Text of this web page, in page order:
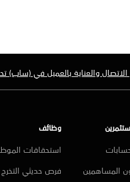
والعناية بالعميل في (ساب) تحصل
المساهمين
وظائف
استحقاقات
فرص حديثي التخرج